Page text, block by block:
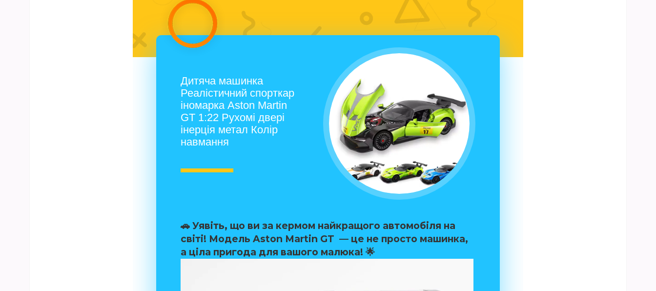
Дитяча машинка
Реалістичний спорткар
іномарка Aston Martin
GT 1:22 Рухомі двері
інерція метал Колір
навмання
🚗 Уявіть, що ви за кермом найкращого автомобіля на
світі! Модель Aston Martin GT — це не просто машинка,
а ціла пригода для вашого малюка! 🌟